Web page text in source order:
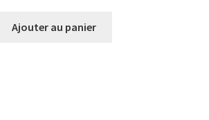
Ajouter au panier